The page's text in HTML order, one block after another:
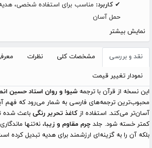
✔کاربرد: مناسب برای استفاده شخصی،
حمل آسان
نمایش بیشتر
نقد و بررسی مشخصات کلی نظرات
نمودار تغییر قیمت
این نسخه از قرآن با ترجمه شیوا و روان استاد حسین
محبوب‌ترین ترجمه‌های فارسی به شمار می‌رود که فهم
آسان‌تر می‌کند. استفاده از کاغذ تحریر رنگی باعث شده
کمتر خسته شود. جلد چرم مقاوم و زیبا، نه‌تنها
بلکه آن را به گزینه‌ای ارزشمند برای هدیه تبدیل کرده